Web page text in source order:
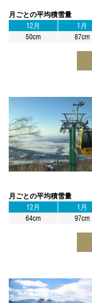
月ごとの平均積雪量
12月
50cm
1月
87cm
月ごとの平均積雪量
12月
64cm
1月
97cm